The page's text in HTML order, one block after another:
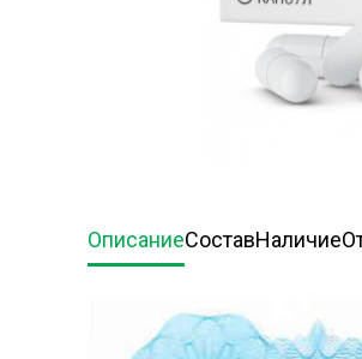
ОписаниеСоставНаличие